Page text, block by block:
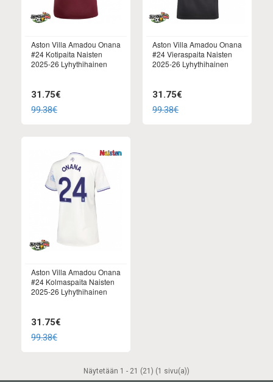
Aston Villa Amadou Onana
#24 Kotipaita Naisten
2025-26 Lyhythihainen
31.75€
99.38€
Aston Villa Amadou Onana
#24 Vieraspaita Naisten
2025-26 Lyhythihainen
31.75€
99.38€
Aston Villa Amadou Onana
#24 Kolmaspaita Naisten
2025-26 Lyhythihainen
31.75€
99.38€
Näytetään 1 - 21 (21) (1 sivu(a))